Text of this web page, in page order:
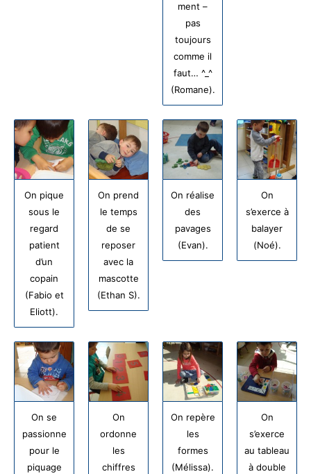
ment –
pas
toujours
comme il
faut… ^_^
(Romane).
On pique
sous le
regard
patient
d’un
copain
(Fabio et
Eliott).
On prend
le temps
de se
reposer
avec la
mascotte
(Ethan S).
On réalise
des
pavages
(Evan).
On
s’exerce à
balayer
(Noé).
On se
passionne
pour le
piquage
On
ordonne
les
chiffres
On repère
les
formes
(Mélissa).
On
s’exerce
au tableau
à double